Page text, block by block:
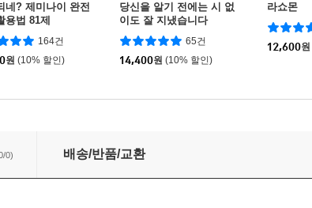
네? 제미나이 완전
용법 81제
164건
원 (10% 할인)
당신을 알기 전에는 시 없
이도 잘 지냈습니다
65건
14,400원 (10% 할인)
라쇼몬
12,600원
0) 배송/반품/교환